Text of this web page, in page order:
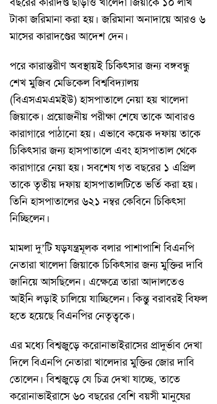
টাকা জরিমানা করা হয়। জরিমানা অনাদায়ে আরও ৬
মাসের কারাদণ্ডের আদেশ দেন।
পরে কারান্তরীণ অবস্থায়ই চিকিৎসার জন্য বঙ্গবন্ধু
শেখ মুজিব মেডিকেল বিশ্ববিদ্যালয়
(বিএসএমএমইউ) হাসপাতালে নেয়া হয় খালেদা
জিয়াকে। প্রয়োজনীয় পরীক্ষা শেষে তাকে আবারও
কারাগারে পাঠানো হয়। এভাবে কয়েক দফায় তাকে
চিকিৎসার জন্য হাসপাতালে এবং হাসপাতাল থেকে
কারাগারে নেয়া হয়। সবশেষ গত বছরের ১ এপ্রিল
তাকে তৃতীয় দফায় হাসপাতালটিতে ভর্তি করা হয়।
তিনি হাসপাতালের ৬২১ নম্বর কেবিনে চিকিৎসা
নিচ্ছিলেন।
মামলা দু’টি ষড়যন্ত্রমূলক বলার পাশাপাশি বিএনপি
নেতারা খালেদা জিয়াকে চিকিৎসার জন্য মুক্তির দাবি
জানিয়ে আসছিলেন। এক্ষেত্রে তারা আদালতেও
আইনি লড়াই চালিয়ে যাচ্ছিলেন। কিন্তু বরাবরই বিফল
হতে হয়েছে বিএনপির নেতৃত্বকে।
এর মধ্যে বিশ্বজুড়ে করোনাভাইরাসের প্রাদুর্ভাব দেখা
দিলে বিএনপি নেতারা খালেদার মুক্তির জোর দাবি
তোলেন। বিশ্বজুড়ে যে চিত্র দেখা যাচ্ছে, তাতে
করোনাভাইরাসে ৬০ বছরের বেশি বয়সী মানুষের